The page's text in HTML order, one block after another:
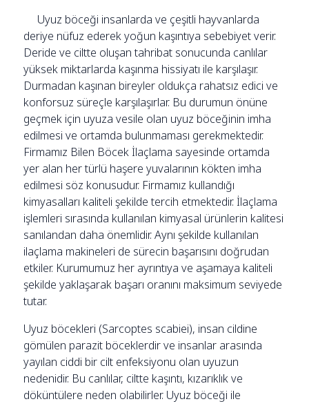
Uyuz böceği insanlarda ve çeşitli hayvanlarda
deriye nüfuz ederek yoğun kaşıntıya sebebiyet verir.
Deride ve ciltte oluşan tahribat sonucunda canlılar
yüksek miktarlarda kaşınma hissiyatı ile karşılaşır.
Durmadan kaşınan bireyler oldukça rahatsız edici ve
konforsuz süreçle karşılaşırlar. Bu durumun önüne
geçmek için uyuza vesile olan uyuz böceğinin imha
edilmesi ve ortamda bulunmaması gerekmektedir.
Firmamız Bilen Böcek İlaçlama sayesinde ortamda
yer alan her türlü haşere yuvalarının kökten imha
edilmesi söz konusudur. Firmamız kullandığı
kimyasalları kaliteli şekilde tercih etmektedir. İlaçlama
işlemleri sırasında kullanılan kimyasal ürünlerin kalitesi
sanılandan daha önemlidir. Aynı şekilde kullanılan
ilaçlama makineleri de sürecin başarısını doğrudan
etkiler. Kurumumuz her ayrıntıya ve aşamaya kaliteli
şekilde yaklaşarak başarı oranını maksimum seviyede
tutar.
Uyuz böcekleri (Sarcoptes scabiei), insan cildine
gömülen parazit böceklerdir ve insanlar arasında
yayılan ciddi bir cilt enfeksiyonu olan uyuzun
nedenidir. Bu canlılar, ciltte kaşıntı, kızarıklık ve
döküntülere neden olabilirler. Uyuz böceği ile